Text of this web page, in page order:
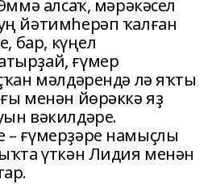
алсаҡ, мәрәкәсел
йәтимһерәп ҡалған
бар, күңел
ғүмер
мәлдәрендә лә яҡты
менән йөрәккә яҙ
вәкилдәре.
– ғүмерҙәре намыҫлы
үткән Лидия менән